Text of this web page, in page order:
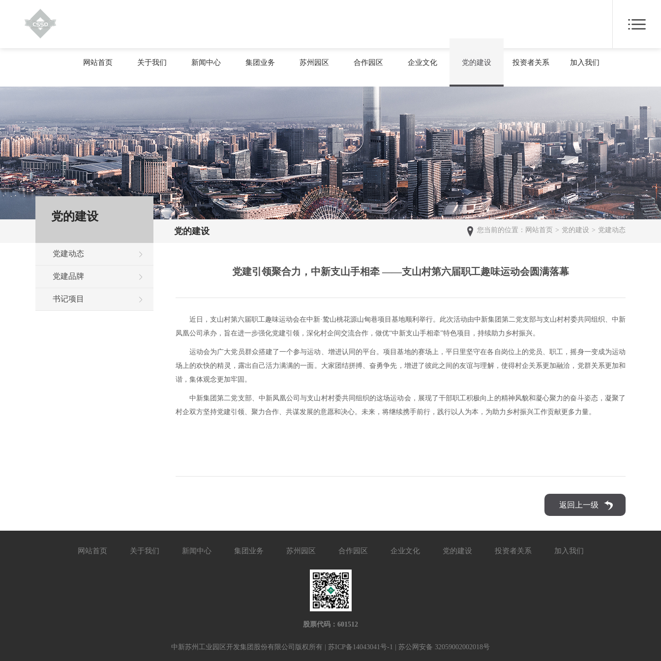
网站首页 关于我们 新闻中心 集团业务 苏州园区 合作园区 企业文化 党的建设 投资者关系 加入我们
党的建设 您当前的位置： 网站首页 > 党的建设 > 党建动态
党的建设
党建动态
党建品牌
书记项目
党建引领聚合力，中新支山手相牵 ——支山村第六届职工趣味运动会圆满落幕
近日，支山村第六届职工趣味运动会在中新·鸷山桃花源山甸巷项目基地顺利举行。此次活动由中新集团第二党支部与支山村村委共同组织、中新
凤凰公司承办，旨在进一步强化党建引领，深化村企间交流合作，做优“中新支山手相牵”特色项目，持续助力乡村振兴。
运动会为广大党员群众搭建了一个参与运动、增进认同的平台。项目基地的赛场上，平日里坚守在各自岗位上的党员、职工，摇身一变成为运动
场上的欢快的精灵，露出自己活力满满的一面。大家团结拼搏、奋勇争先，增进了彼此之间的友谊与理解，使得村企关系更加融洽，党群关系更加和
谐，集体观念更加牢固。
中新集团第二党支部、中新凤凰公司与支山村村委共同组织的这场运动会，展现了干部职工积极向上的精神风貌和凝心聚力的奋斗姿态，凝聚了
村企双方坚持党建引领、聚力合作、共谋发展的意愿和决心。未来，将继续携手前行，践行以人为本，为助力乡村振兴工作贡献更多力量。
返回上一级
网站首页 关于我们 新闻中心 集团业务 苏州园区 合作园区 企业文化 党的建设 投资者关系 加入我们
股票代码：601512
中新苏州工业园区开发集团股份有限公司版权所有 | 苏ICP备14043041号-1 | 苏公网安备 32059002002018号